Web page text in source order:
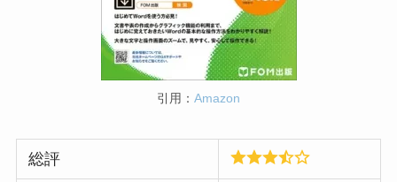
引用： Amazon
総評